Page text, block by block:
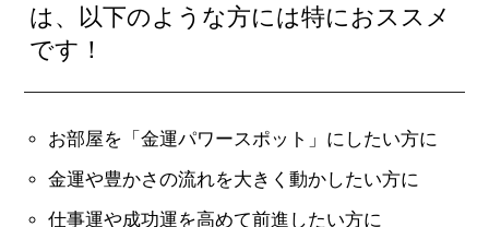
は、以下のような方には特におススメ
です！
お部屋を「金運パワースポット」にしたい方に
金運や豊かさの流れを大きく動かしたい方に
仕事運や成功運を高めて前進したい方に